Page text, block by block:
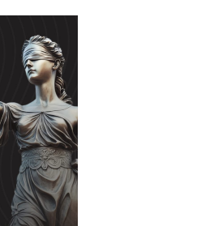
Noorbiyanto, S.H Nahkodai BPC
Peradin Magetan Periode
2026–2028, Siap Perkuat
Pendampingan Hukum